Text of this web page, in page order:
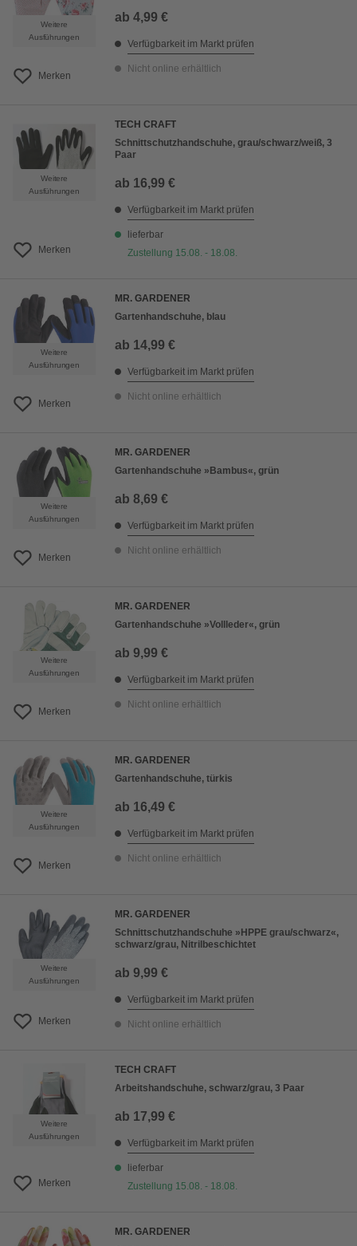
Weitere
Ausführungen
Merken
ab 4,99 €
Verfügbarkeit im Markt prüfen
Nicht online erhältlich
Weitere
Ausführungen
Merken
TECH CRAFT
Schnittschutzhandschuhe, grau/schwarz/weiß, 3
Paar
ab 16,99 €
Verfügbarkeit im Markt prüfen
lieferbar
Zustellung 15.08. - 18.08.
Weitere
Ausführungen
Merken
MR. GARDENER
Gartenhandschuhe, blau
ab 14,99 €
Verfügbarkeit im Markt prüfen
Nicht online erhältlich
Weitere
Ausführungen
Merken
MR. GARDENER
Gartenhandschuhe »Bambus«, grün
ab 8,69 €
Verfügbarkeit im Markt prüfen
Nicht online erhältlich
Weitere
Ausführungen
Merken
MR. GARDENER
Gartenhandschuhe »Vollleder«, grün
ab 9,99 €
Verfügbarkeit im Markt prüfen
Nicht online erhältlich
Weitere
Ausführungen
Merken
MR. GARDENER
Gartenhandschuhe, türkis
ab 16,49 €
Verfügbarkeit im Markt prüfen
Nicht online erhältlich
Weitere
Ausführungen
Merken
MR. GARDENER
Schnittschutzhandschuhe »HPPE grau/schwarz«,
schwarz/grau, Nitrilbeschichtet
ab 9,99 €
Verfügbarkeit im Markt prüfen
Nicht online erhältlich
Weitere
Ausführungen
Merken
TECH CRAFT
Arbeitshandschuhe, schwarz/grau, 3 Paar
ab 17,99 €
Verfügbarkeit im Markt prüfen
lieferbar
Zustellung 15.08. - 18.08.
MR. GARDENER